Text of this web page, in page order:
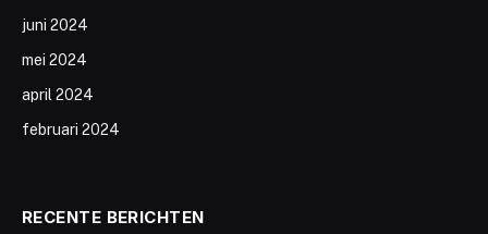
juni 2024
mei 2024
april 2024
februari 2024
RECENTE BERICHTEN